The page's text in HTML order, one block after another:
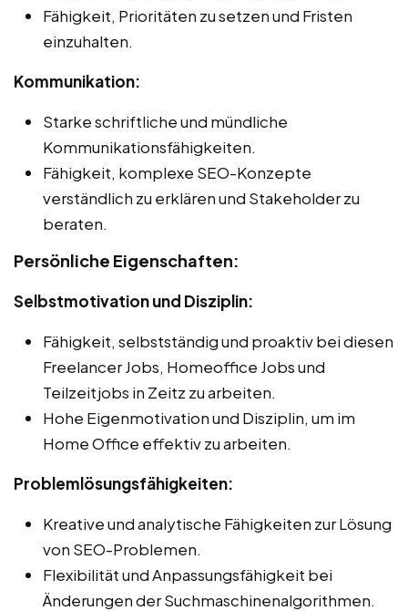
Fähigkeit, Prioritäten zu setzen und Fristen
einzuhalten.
Kommunikation:
Starke schriftliche und mündliche
Kommunikationsfähigkeiten.
Fähigkeit, komplexe SEO-Konzepte
verständlich zu erklären und Stakeholder zu
beraten.
Persönliche Eigenschaften:
Selbstmotivation und Disziplin:
Fähigkeit, selbstständig und proaktiv bei diesen
Freelancer Jobs, Homeoffice Jobs und
Teilzeitjobs in Zeitz zu arbeiten.
Hohe Eigenmotivation und Disziplin, um im
Home Office effektiv zu arbeiten.
Problemlösungsfähigkeiten:
Kreative und analytische Fähigkeiten zur Lösung
von SEO-Problemen.
Flexibilität und Anpassungsfähigkeit bei
Änderungen der Suchmaschinenalgorithmen.